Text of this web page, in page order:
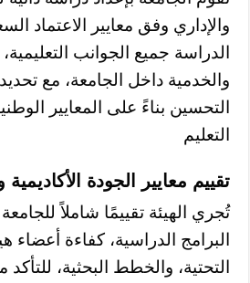
والإداري وفق معايير الاعتماد
الدراسة جميع الجوانب التعليمية،
والخدمية داخل الجامعة، مع
التحسين بناءً على المعايير
التعليم
تقييم معايير الجودة الأكاديمية
تُجري الهيئة تقييمًا شاملاً
البرامج الدراسية، كفاءة أعضاء
التحتية، والخطط البحثية،